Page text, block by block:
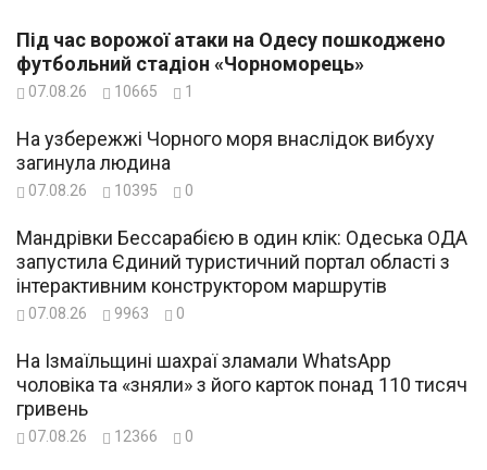
Під час ворожої атаки на Одесу пошкоджено
футбольний стадіон «Чорноморець»
07.08.26 10665 1
На узбережжі Чорного моря внаслідок вибуху
загинула людина
07.08.26 10395 0
Мандрівки Бессарабією в один клік: Одеська ОДА
запустила Єдиний туристичний портал області з
інтерактивним конструктором маршрутів
07.08.26 9963 0
На Ізмаїльщині шахраї зламали WhatsApp
чоловіка та «зняли» з його карток понад 110 тисяч
гривень
07.08.26 12366 0